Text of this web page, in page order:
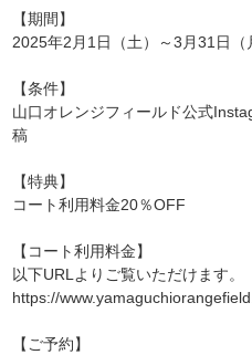
【期間】
2025年2月1日（土）～3月31日（
【条件】
山口オレンジフィールド公式
稿
【特典】
コート利用料金20％OFF
【コート利用料金】
以下URLよりご覧いただけます。
https://
【ご予約】